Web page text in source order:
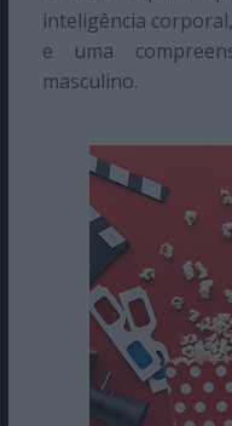
inteligência
e uma
masculino.